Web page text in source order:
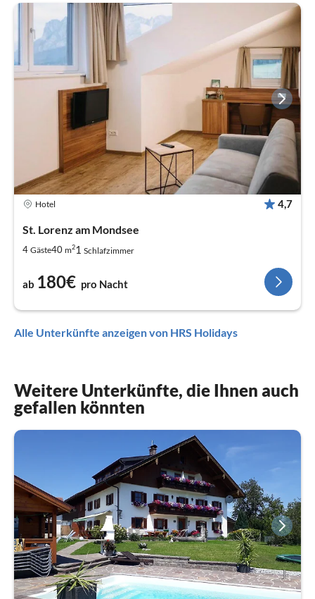
Hotel 4,7
St. Lorenz am Mondsee
4 Gäste40 m21 Schlafzimmer
ab 180€ pro Nacht
Alle Unterkünfte anzeigen von HRS Holidays
Weitere Unterkünfte, die Ihnen auch
gefallen könnten